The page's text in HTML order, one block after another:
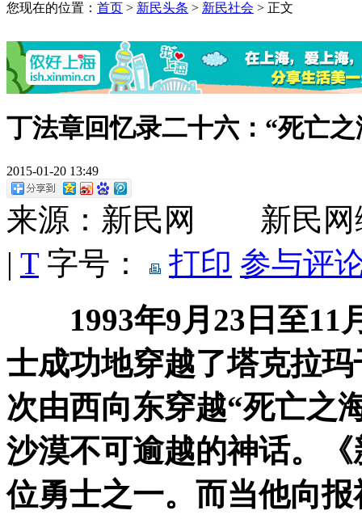
您现在的位置： 首页 > 新民头条 > 新民社会 > 正文
丁法章回忆录二十六：“死亡
2015-01-20 13:49
来源：新民网 新民网
| T 字号： 打印 参与评
1993年9月23日 至11
士成功地穿越了塔克拉
次由西向东穿越“死亡之
沙漠不可逾越的神话。
位勇士之一。而当他向